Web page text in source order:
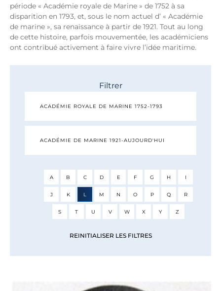
période « Académie royale de Marine » de 1752 à sa
disparition en 1793, et, sous le nom actuel d’ « Académie
de marine », sa renaissance à partir de 1921. Tout au long
de cette histoire, parfois mouvementée, les académiciens
ont contribué activement à faire vivre l’idée maritime.
Filtrer
ACADÉMIE ROYALE DE MARINE 1752-1793
ACADÉMIE DE MARINE 1921-AUJOURD'HUI
A B C D E F G H I
J K L M N O P Q R
S T U V W X Y Z
REINITIALISER LES FILTRES